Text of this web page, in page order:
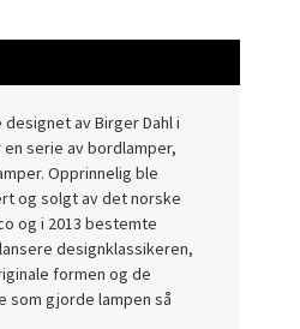
av Birger Dahl i
en serie av bordlamper,
Opprinnelig ble
og solgt av det norske
og i 2013 bestemte
designklassikeren,
formen og de
som gjorde lampen så